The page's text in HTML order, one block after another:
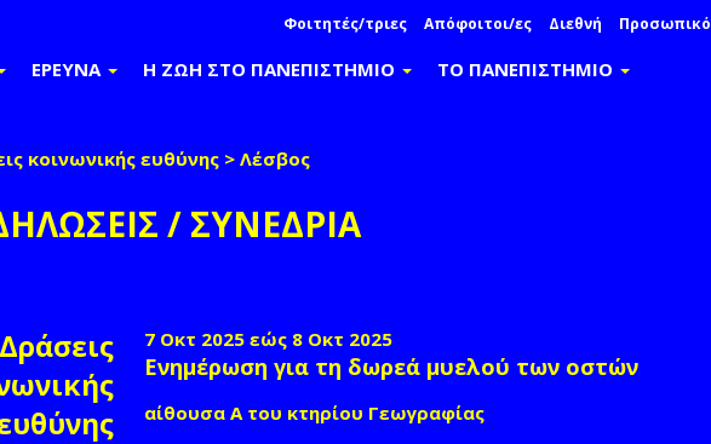
Φοιτητές/τριες Απόφοιτοι/ες Διεθνή Προσωπικό
ΕΡΕΥΝΑ Η ΖΩΗ ΣΤΟ ΠΑΝΕΠΙΣΤΗΜΙΟ ΤΟ ΠΑΝΕΠΙΣΤΗΜΙΟ
κοινωνικής ευθύνης > Λέσβος
/ ΣΥΝΕΔΡΙΑ
Δράσεις
7 Οκτ 2025 εώς 8 Οκτ 2025
Ενημέρωση για τη δωρεά μυελού των οστών
αίθουσα Α του κτηρίου Γεωγραφίας